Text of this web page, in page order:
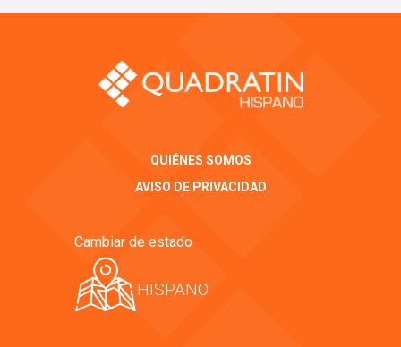
QUIÉNES SOMOS
AVISO DE PRIVACIDAD
Cambiar de estado
HISPANO